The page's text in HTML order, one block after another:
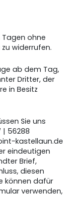
Tagen ohne
widerrufen.
ab dem Tag,
Dritter, der
in Besitz
Sie uns
| 56288
kastellaun.de
eindeutigen
Brief,
diesen
können dafür
verwenden,